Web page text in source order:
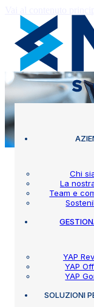
Chi
La
Team e
YAP
YAP
YAP
SOLUZIONI
Circolare
2014